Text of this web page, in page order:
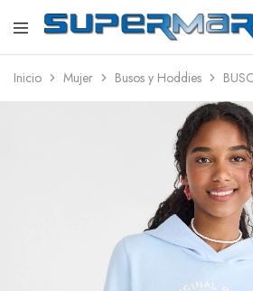
SuperMarkas
Ropa
con
Inicio Mujer Busos y Hoddies